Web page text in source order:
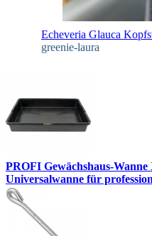
greenie-laura
PROFI Gewächshaus-Wanne
Universalwanne für